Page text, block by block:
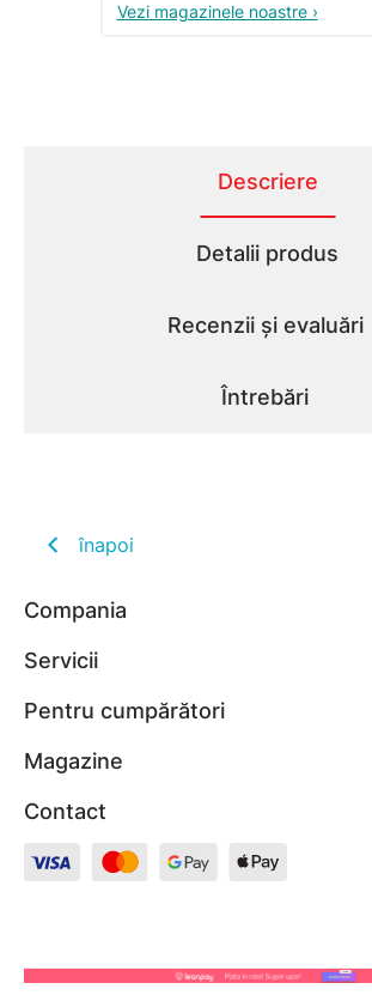
Vezi magazinele noastre ›
Descriere
Detalii produs
Recenzii și evaluări
Întrebări
înapoi
Compania
Servicii
Pentru cumpărători
Magazine
Contact